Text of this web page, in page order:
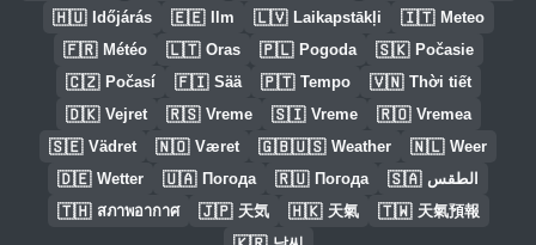
🇭🇺 Időjárás 🇪🇪 Ilm 🇱🇻 Laikapstākļi 🇮🇹 Meteo
🇫🇷 Météo 🇱🇹 Oras 🇵🇱 Pogoda 🇸🇰 Počasie
🇨🇿 Počasí 🇫🇮 Sää 🇵🇹 Tempo 🇻🇳 Thời tiết
🇩🇰 Vejret 🇷🇸 Vreme 🇸🇮 Vreme 🇷🇴 Vremea
🇸🇪 Vädret 🇳🇴 Været 🇬🇧🇺🇸 Weather 🇳🇱 Weer
🇩🇪 Wetter 🇺🇦 Погода 🇷🇺 Погода 🇸🇦 الطقس
🇹🇭 สภาพอากาศ 🇯🇵 天気 🇭🇰 天氣 🇹🇼 天氣預報